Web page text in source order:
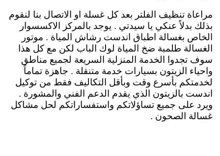
مراعاة تنظيف الفلتر بعد كل غسلة او الاتصال بنا لنقوم
بذلك بدلاً عنكي يا سيدتي . يوجد بالمركز الاكسسوار
الخاص بغسالة اطباق اندست رشاش المياة . موتور
الغسالة طلمبة ضخ المياة لوك الباب لكن مع كل هذا
سوف تجدوا الخدمة المنزلية السريعة لجميع مناطق
واحياء الزيتون بسيارات خدمة متنقلة . جاهزة تماماً
لخدمتكم بأسرع وقت وبأقل التكاليف فقط من توكيل
اندست بالزيتون الذي يقدم الدعم الفني والمشورة .
ويرد على جميع تساؤلاتكم واستفساراتكم لحل مشاكل
غسالة الصحون .